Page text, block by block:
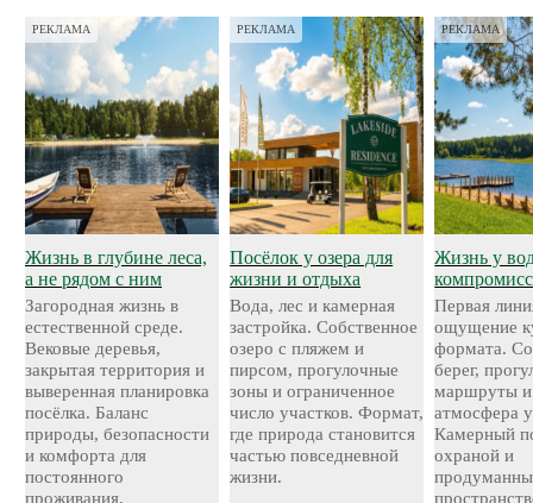
РЕКЛАМА
Жизнь в глубине леса,
а не рядом с ним
Загородная жизнь в
естественной среде.
Вековые деревья,
закрытая территория и
выверенная планировка
посёлка. Баланс
природы, безопасности
и комфорта для
постоянного
проживания.
РЕКЛАМА
Посёлок у озера для
жизни и отдыха
Вода, лес и камерная
застройка. Собственное
озеро с пляжем и
пирсом, прогулочные
зоны и ограниченное
число участков. Формат,
где природа становится
частью повседневной
жизни.
РЕКЛАМА
Жизнь у
Первая
ощущение
формата.
берег,
маршруты и
атмосфера
Камерный
охраной и